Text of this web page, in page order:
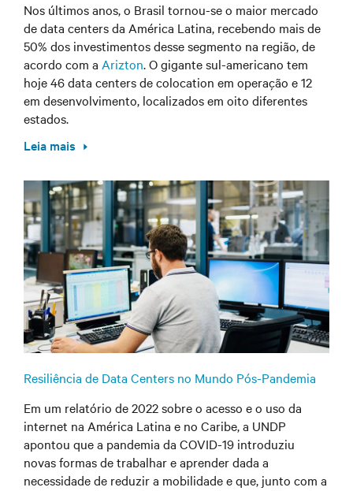
Nos últimos anos, o Brasil tornou-se o maior mercado
de data centers da América Latina, recebendo mais de
50% dos investimentos desse segmento na região, de
acordo com a Arizton. O gigante sul-americano tem
hoje 46 data centers de colocation em operação e 12
em desenvolvimento, localizados em oito diferentes
estados.
Leia mais
Resiliência de Data Centers no Mundo Pós-Pandemia
Em um relatório de 2022 sobre o acesso e o uso da
internet na América Latina e no Caribe, a UNDP
apontou que a pandemia da COVID-19 introduziu
novas formas de trabalhar e aprender dada a
necessidade de reduzir a mobilidade e que, junto com a